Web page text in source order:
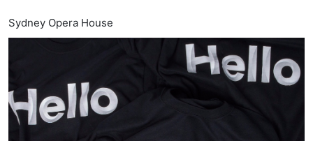
Sydney Opera House